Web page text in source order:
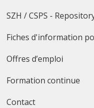
SZH / CSPS -
Fiches d'information
Offres d’emploi
Formation continue
Contact